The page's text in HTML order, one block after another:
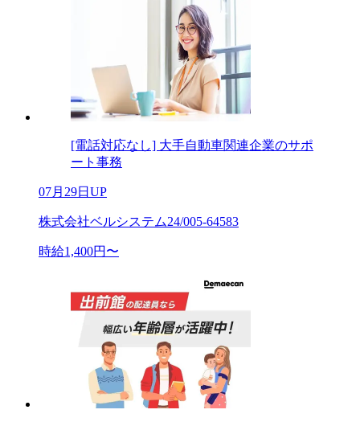
[電話対応なし] 大手自動車関連企業のサポ
ート事務
07月29日UP
株式会社ベルシステム24/005-64583
時給1,400円〜